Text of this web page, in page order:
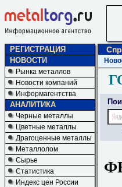
РЕГИСТРАЦИЯ
НОВОСТИ
Рынка металлов
Новости компаний
Информагентства
АНАЛИТИКА
Черные металлы
Цветные металлы
Драгоценные металлы
Металлолом
Сырье
Статистика
Индекс цен России